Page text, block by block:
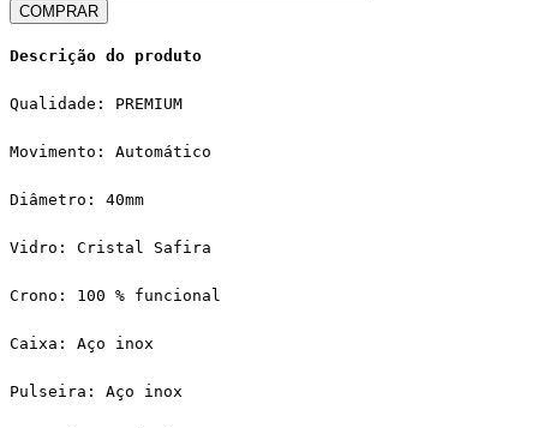
COMPRAR
Descrição do produto
Qualidade: PREMIUM
Movimento: Automático
Diâmetro: 40mm
Vidro: Cristal Safira
Crono: 100 % funcional
Caixa: Aço inox
Pulseira: Aço inox